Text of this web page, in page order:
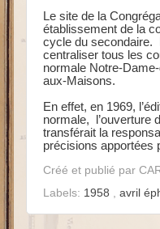
Le site de la
établissement de la
cycle du secondaire.
centraliser tous les
normale Notre-
aux-Maisons.
En effet, en 1969,
normale, l’ouverture
transférait la
précisions apportées
Créé et publié par
Labels: 1958 avril